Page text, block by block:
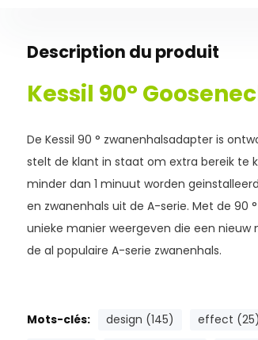
Description du produit
Kessil 90°
De Kessil 90 ° zwanenhalsadapter is
stelt de klant in staat om extra bereik te
minder dan 1 minuut worden
en zwanenhals uit de A-serie. Met de 90
unieke manier weergeven die een
de al populaire A-serie zwanenhals.
Mots-clés: design (145) effect (25)